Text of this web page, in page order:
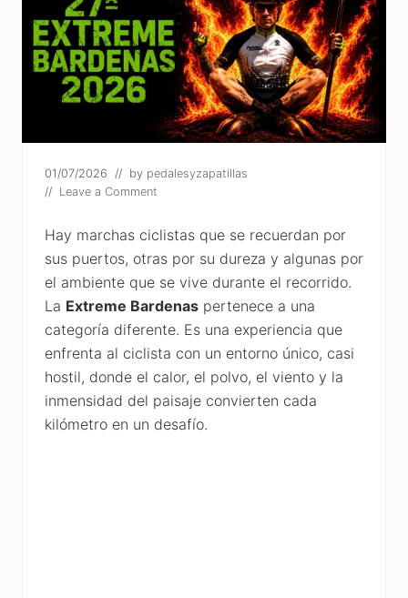
01/07/2026 // by pedalesyzapatillas
// Leave a Comment
Hay marchas ciclistas que se recuerdan por
sus puertos, otras por su dureza y algunas por
el ambiente que se vive durante el recorrido.
La Extreme Bardenas pertenece a una
categoría diferente. Es una experiencia que
enfrenta al ciclista con un entorno único, casi
hostil, donde el calor, el polvo, el viento y la
inmensidad del paisaje convierten cada
kilómetro en un desafío.